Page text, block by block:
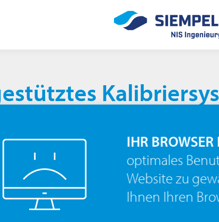
IHR BROWSER
optimales
Website zu
Ihnen Ihren
zur Durchführung und Dokumentation von
Einrichtungen und MSR-Anlagen.
von Kalibrierarbeiten von Pharmaproduzenten
Gesundheitsbehörde FDA an ein
(21 CFR Part 11‐Electronic Records and
Kalibrierverwaltung sieht die Erstellung komplexer